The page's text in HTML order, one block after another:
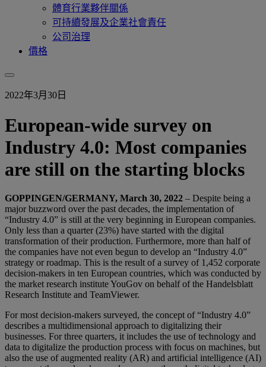
體育行業夥伴關係
可持續發展及企業社會責任
公司治理
價格
2022年3月30日
European-wide survey on
Industry 4.0: Most companies
are still on the starting blocks
GOPPINGEN/GERMANY, March 30, 2022 – Despite being a
major buzzword over the past decades, the implementation of
“Industry 4.0” is still at the very beginning in European companies.
Only less than a quarter (23%) have started with the digital
transformation of their production. Furthermore, more than half of
the companies have not even begun to develop an “Industry 4.0”
strategy or roadmap. This is the result of a survey of 1,452 corporate
decision-makers in ten European countries, which was conducted by
the market research institute YouGov on behalf of the Handelsblatt
Research Institute and TeamViewer.
For most decision-makers surveyed, the concept of “Industry 4.0”
describes a multidimensional approach to digitalizing their
businesses. For three quarters, it includes the use of technology and
data to digitalize the production process with focus on machines, but
also the use of augmented reality (AR) and artificial intelligence (AI)